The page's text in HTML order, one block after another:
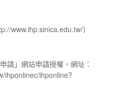
www.ihp.sinica.edu.tw/）
請」網站申請授權，網址：
ihponlinec/ihponline?